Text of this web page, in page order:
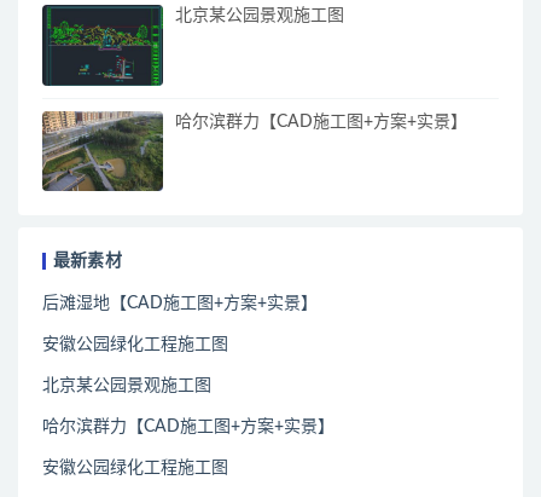
北京某公园景观施工图
哈尔滨群力【CAD施工图+方案+实景】
最新素材
后滩湿地【CAD施工图+方案+实景】
安徽公园绿化工程施工图
北京某公园景观施工图
哈尔滨群力【CAD施工图+方案+实景】
安徽公园绿化工程施工图